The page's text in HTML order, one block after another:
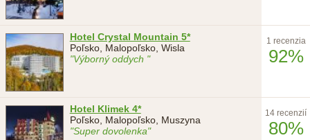
Hotel Crystal Mountain 5*
Poľsko, Malopoľsko, Wisla
"Výborný oddych "
1 recenzia
92%
Hotel Klimek 4*
Poľsko, Malopoľsko, Muszyna
"Super dovolenka"
14 recenzií
80%